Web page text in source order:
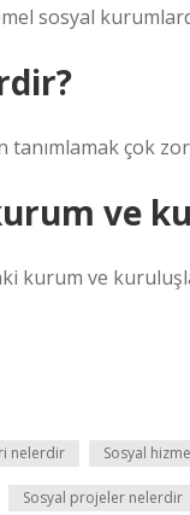
sosyal
tanımlamak çok
ve
kurum ve
nelerdir Sosyal
Sosyal projeler nelerdir